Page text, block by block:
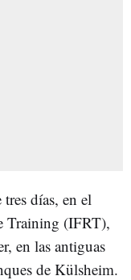
días, en el
Training (IFRT),
en las antiguas
de Külsheim.